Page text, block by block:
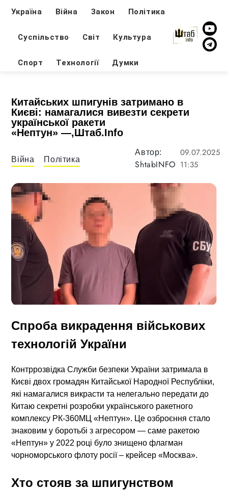
Україна Війна Закон Політика
Суспільство Світ Культура
Спорт Технології Думки
Китайських шпигунів затримано в
Києві: намагалися вивезти секрети
української ракети
«Нептун» —,Штаб.Info
Війна Політика
Автор:
ShtabINFO
09.07.2025
11:35
Спроба викрадення військових
технологій України
Контррозвідка Служби безпеки України затримала в
Києві двох громадян Китайської Народної Республіки,
які намагалися викрасти та нелегально передати до
Китаю секретні розробки українського ракетного
комплексу РК-360МЦ «Нептун». Це озброєння стало
знаковим у боротьбі з агресором — саме ракетою
«Нептун» у 2022 році було знищено флагман
чорноморського флоту росії – крейсер «Москва».
Хто стояв за шпигунством